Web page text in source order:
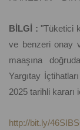
BİLGİ : "Tüketici
ve benzeri onay
maaşına
Yargıtay
2025 tarihli kararı
http://bit.ly/